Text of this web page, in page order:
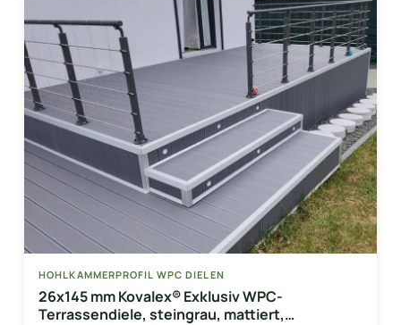
HOHLKAMMERPROFIL WPC DIELEN
26x145 mm Kovalex® Exklusiv WPC-
Terrassendiele, steingrau, mattiert,